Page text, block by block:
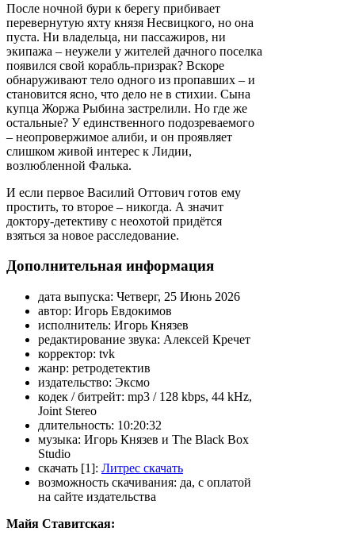
После ночной бури к берегу прибивает
перевернутую яхту князя Несвицкого, но она
пуста. Ни владельца, ни пассажиров, ни
экипажа – неужели у жителей дачного поселка
появился свой корабль-призрак? Вскоре
обнаруживают тело одного из пропавших – и
становится ясно, что дело не в стихии. Сына
купца Жоржа Рыбина застрелили. Но где же
остальные? У единственного подозреваемого
– неопровержимое алиби, и он проявляет
слишком живой интерес к Лидии,
возлюбленной Фалька.
И если первое Василий Оттович готов ему
простить, то второе – никогда. А значит
доктору-детективу с неохотой придётся
взяться за новое расследование.
Дополнительная информация
дата выпуска: Четверг, 25 Июнь 2026
автор: Игорь Евдокимов
исполнитель: Игорь Князев
редактирование звука: Алексей Кречет
корректор: tvk
жанр: ретродетектив
издательство: Эксмо
кодек / битрейт: mp3 / 128 kbps, 44 kHz,
Joint Stereo
длительность: 10:20:32
музыка: Игорь Князев и The Black Box
Studio
скачать [1]: Литрес скачать
возможность скачивания: да, с оплатой
на сайте издательства
Майя Ставитская: